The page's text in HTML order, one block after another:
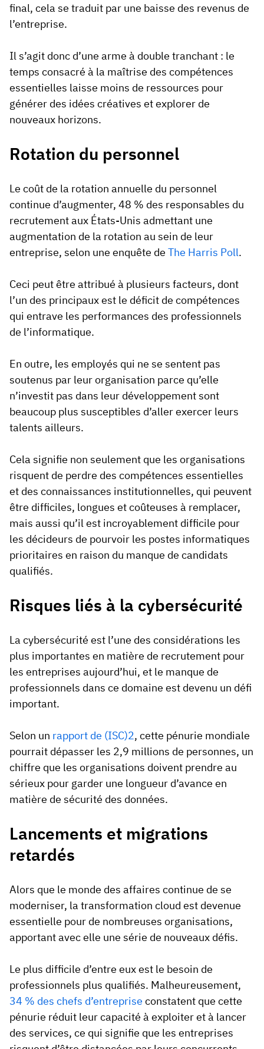
final, cela se traduit par une baisse des revenus de
l’entreprise.
Il s’agit donc d’une arme à double tranchant : le
temps consacré à la maîtrise des compétences
essentielles laisse moins de ressources pour
générer des idées créatives et explorer de
nouveaux horizons.
Rotation du personnel
Le coût de la rotation annuelle du personnel
continue d’augmenter, 48 % des responsables du
recrutement aux États-Unis admettant une
augmentation de la rotation au sein de leur
entreprise, selon une enquête de The Harris Poll.
Ceci peut être attribué à plusieurs facteurs, dont
l’un des principaux est le déficit de compétences
qui entrave les performances des professionnels
de l’informatique.
En outre, les employés qui ne se sentent pas
soutenus par leur organisation parce qu’elle
n’investit pas dans leur développement sont
beaucoup plus susceptibles d’aller exercer leurs
talents ailleurs.
Cela signifie non seulement que les organisations
risquent de perdre des compétences essentielles
et des connaissances institutionnelles, qui peuvent
être difficiles, longues et coûteuses à remplacer,
mais aussi qu’il est incroyablement difficile pour
les décideurs de pourvoir les postes informatiques
prioritaires en raison du manque de candidats
qualifiés.
Risques liés à la cybersécurité
La cybersécurité est l’une des considérations les
plus importantes en matière de recrutement pour
les entreprises aujourd’hui, et le manque de
professionnels dans ce domaine est devenu un défi
important.
Selon un rapport de (ISC)2, cette pénurie mondiale
pourrait dépasser les 2,9 millions de personnes, un
chiffre que les organisations doivent prendre au
sérieux pour garder une longueur d’avance en
matière de sécurité des données.
Lancements et migrations
retardés
Alors que le monde des affaires continue de se
moderniser, la transformation cloud est devenue
essentielle pour de nombreuses organisations,
apportant avec elle une série de nouveaux défis.
Le plus difficile d’entre eux est le besoin de
professionnels plus qualifiés. Malheureusement,
34 % des chefs d’entreprise constatent que cette
pénurie réduit leur capacité à exploiter et à lancer
des services, ce qui signifie que les entreprises